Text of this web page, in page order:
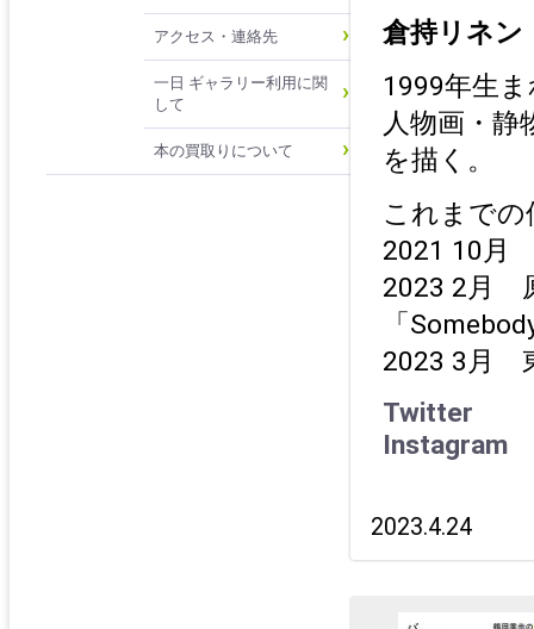
アクセス・連絡先
一日 ギャラリー利用に関
して
本の買取りについて
倉持リネン
1999年生
人物画・静
を描く。
これまでの
2021 10月
2023 2月
「
2023 3月
Twitter
Instagram
2023.4.24